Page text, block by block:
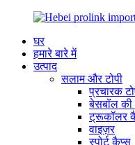
घर
हमारे बारे में
उत्पाद
सलाम और टोपी
प्रचारक
बेसबॉल की
ट्रूकॉलर
वाइज़र
स्पोर्ट कैप्स